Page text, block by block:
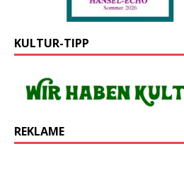
KULTUR-TIPP
REKLAME